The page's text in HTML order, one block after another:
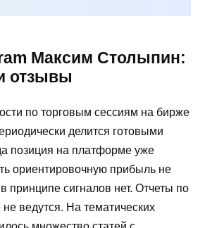
Максим Столыпин:
отзывы
по торговым сессиям на бирже
делится готовыми
позиция на платформе уже
ориентировочную прибыль не
в принципе сигналов нет. Отчеты по
ведутся. На тематических